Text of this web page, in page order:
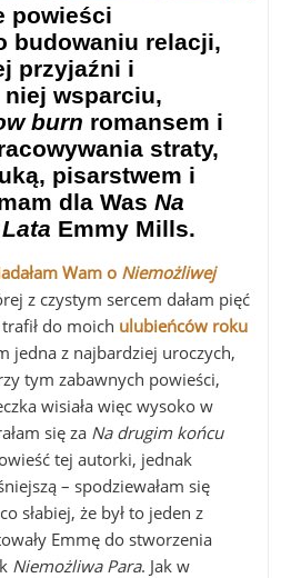
powieści
budowaniu relacji,
przyjaźni i
wsparciu,
burn romansem i
straty,
pisarstwem i
dla Was Na
Emmy Mills.
Wam o Niemożliwej
z czystym sercem dałam pięć
do moich ulubieńców roku
jedna z najbardziej uroczych,
tym zabawnych powieści,
wisiała więc wysoko w
się za Na drugim końcu
tej autorki, jednak
– spodziewałam się
słabiej, że był to jeden z
Emmę do stworzenia
Niemożliwa Para. Jak w